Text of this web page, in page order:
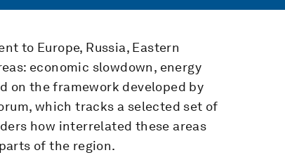
to Europe, Russia, Eastern
economic slowdown, energy
on the framework developed by
which tracks a selected set of
how interrelated these areas
of the region.